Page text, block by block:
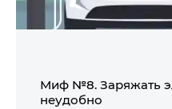
Миф №8. Заряжать
неудобно